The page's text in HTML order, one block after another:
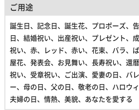
ご用途
誕生日、記念日、誕生花、プロポーズ、
日、結婚祝い、出産祝い、プレゼント、
祝い、赤、レッド、赤い、花束、バラ、
屋花、発表会、お見舞い、長寿祝い、還
祝い、受章祝い、ご出演、愛妻の日、バ
ー、母の日、父の日、敬老の日、ハロウ
夫婦の日、情熱、美貌、あなたを愛する